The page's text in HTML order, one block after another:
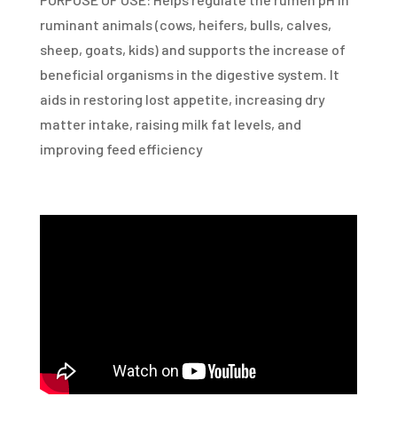
ruminant animals (cows, heifers, bulls, calves,
sheep, goats, kids) and supports the increase of
beneficial organisms in the digestive system. It
aids in restoring lost appetite, increasing dry
matter intake, raising milk fat levels, and
improving feed efficiency